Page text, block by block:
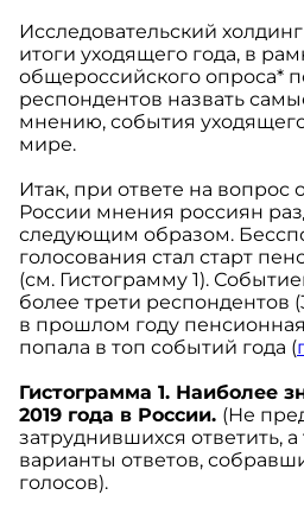
Исследовательский
итоги уходящего года, в
общероссийского опроса*
респондентов назвать
мнению, события
мире.
Итак, при ответе на вопрос
России мнения россиян
следующим образом.
голосования стал старт
(см. Гистограмму 1).
более трети респондентов
в прошлом году
попала в топ событий года (
Гистограмма 1. Наиболее
2019 года в России. (Не
затруднившихся ответить,
варианты ответов,
голосов).